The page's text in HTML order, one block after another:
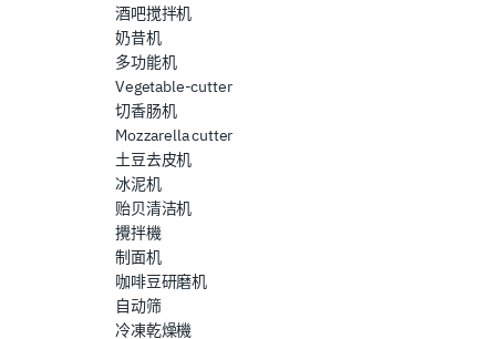
酒吧搅拌机
奶昔机
多功能机
Vegetable-cutter
切香肠机
Mozzarella cutter
土豆去皮机
冰泥机
贻贝清洁机
攪拌機
制面机
咖啡豆研磨机
自动筛
冷凍乾燥機